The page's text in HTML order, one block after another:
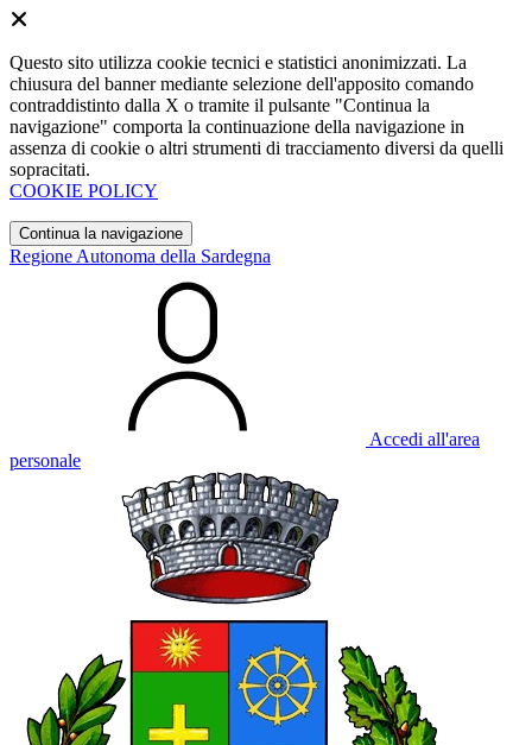
Questo sito utilizza cookie tecnici e statistici anonimizzati. La
chiusura del banner mediante selezione dell'apposito comando
contraddistinto dalla X o tramite il pulsante "Continua la
navigazione" comporta la continuazione della navigazione in
assenza di cookie o altri strumenti di tracciamento diversi da quelli
sopracitati.
COOKIE POLICY
Continua la navigazione
Regione Autonoma della Sardegna
Accedi all'area
personale